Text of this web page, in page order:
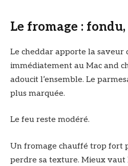
Le fromage :
Le cheddar apporte la saveur
immédiatement au Mac and
adoucit l’ensemble. Le
plus marquée.
Le feu reste modéré.
Un fromage chauffé trop fort
perdre sa texture. Mieux vaut